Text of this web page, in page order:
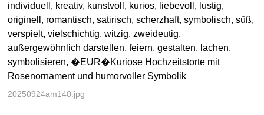
individuell, kreativ, kunstvoll, kurios, liebevoll, lustig,
originell, romantisch, satirisch, scherzhaft, symbolisch, süß,
verspielt, vielschichtig, witzig, zweideutig,
außergewöhnlich darstellen, feiern, gestalten, lachen,
symbolisieren, �EUR�Kuriose Hochzeitstorte mit
Rosenornament und humorvoller Symbolik
20250924am140.jpg